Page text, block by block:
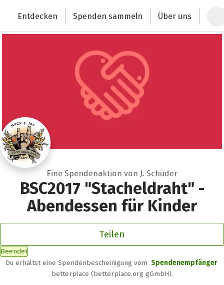
Deutschlands größte Spendenplattform
Entdecken Spenden sammeln Über uns
Eine Spendenaktion von J. Schüder
BSC2017 "Stacheldraht" -
Abendessen für Kinder
Teilen
Beendet
Du erhältst eine Spendenbescheinigung vom Spendenempfänger
betterplace (betterplace.org gGmbH).